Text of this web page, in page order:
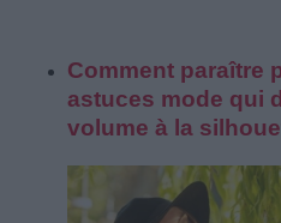
Comment paraître
astuces mode qui
volume à la